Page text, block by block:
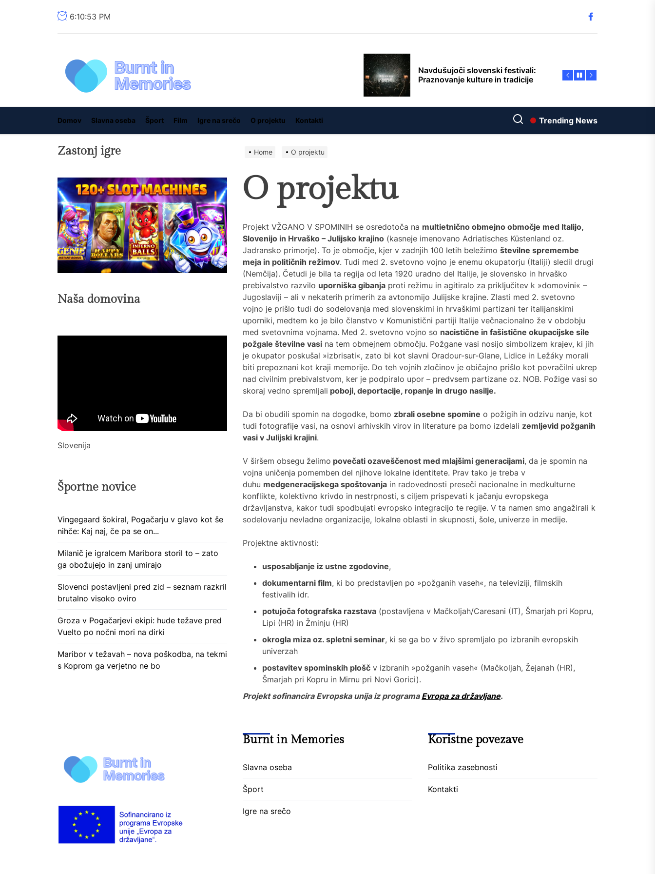
6:10:53 PM Facebook
življenjskega sloga: Zdravstvene
Navdušujoči slovenski festivali:
Praznovanje kulture in tradicije
Slovenski šport: Strast naroda za
odličnost in pustolovščino
V objemu slovenskega
življenjskega sloga: Zdravstvene
prednosti Slovenije
Navdušujoči slovenski festivali:
Praznovanje kulture in tradicije
Slovenski šport: Strast naroda za
odličnost in pustolovščino
Praznovanje slovenske kulture:
Pokukajte na živahne prireditve
leta 2024
Odkrivanje Slovenije:
Fascinantna dejstva o skritem
V objemu slovenskega
življenjskega sloga: Zdravstvene
prednosti Slovenije
Domov Slavna oseba Šport Film Igre na srečo O projektu Kontakti Trending News
Home O projektu
O projektu
Projekt VŽGANO V SPOMINIH se osredotoča na multietnično obmejno območje med Italijo,
Slovenijo in Hrvaško – Julijsko krajino (kasneje imenovano Adriatisches Küstenland oz.
Jadransko primorje). To je območje, kjer v zadnjih 100 letih beležimo številne spremembe
meja in političnih režimov. Tudi med 2. svetovno vojno je enemu okupatorju (Italiji) sledil drugi
(Nemčija). Četudi je bila ta regija od leta 1920 uradno del Italije, je slovensko in hrvaško
prebivalstvo razvilo uporniška gibanja proti režimu in agitiralo za priključitev k »domovini« –
Jugoslaviji – ali v nekaterih primerih za avtonomijo Julijske krajine. Zlasti med 2. svetovno
vojno je prišlo tudi do sodelovanja med slovenskimi in hrvaškimi partizani ter italijanskimi
uporniki, medtem ko je bilo članstvo v Komunistični partiji Italije večnacionalno že v obdobju
med svetovnima vojnama. Med 2. svetovno vojno so nacistične in fašistične okupacijske sile
požgale številne vasi na tem obmejnem območju. Požgane vasi nosijo simbolizem krajev, ki jih
je okupator poskušal »izbrisati«, zato bi kot slavni Oradour-sur-Glane, Lidice in Ležáky morali
biti prepoznani kot kraji memorije. Do teh vojnih zločinov je običajno prišlo kot povračilni ukrep
nad civilnim prebivalstvom, ker je podpiralo upor – predvsem partizane oz. NOB. Požige vasi so
skoraj vedno spremljali poboji, deportacije, ropanje in drugo nasilje.
Da bi obudili spomin na dogodke, bomo zbrali osebne spomine o požigih in odzivu nanje, kot
tudi fotografije vasi, na osnovi arhivskih virov in literature pa bomo izdelali zemljevid požganih
vasi v Julijski krajini.
V širšem obsegu želimo povečati ozaveščenost med mlajšimi generacijami, da je spomin na
vojna uničenja pomemben del njihove lokalne identitete. Prav tako je treba v
duhu medgeneracijskega spoštovanja in radovednosti preseči nacionalne in medkulturne
konflikte, kolektivno krivdo in nestrpnosti, s ciljem prispevati k jačanju evropskega
državljanstva, kakor tudi spodbujati evropsko integracijo te regije. V ta namen smo angažirali k
sodelovanju nevladne organizacije, lokalne oblasti in skupnosti, šole, univerze in medije.
Projektne aktivnosti:
usposabljanje iz ustne zgodovine,
dokumentarni film, ki bo predstavljen po »požganih vaseh«, na televiziji, filmskih
festivalih idr.
potujoča fotografska razstava (postavljena v Mačkoljah/Caresani (IT), Šmarjah pri Kopru,
Lipi (HR) in Žminju (HR)
okrogla miza oz. spletni seminar, ki se ga bo v živo spremljalo po izbranih evropskih
univerzah
postavitev spominskih plošč v izbranih »požganih vaseh« (Mačkoljah, Žejanah (HR),
Šmarjah pri Kopru in Mirnu pri Novi Gorici).
Projekt sofinancira Evropska unija iz programa Evropa za državljane.
Zastonj igre
Naša domovina
Slovenija
Športne novice
Vingegaard šokiral, Pogačarju v glavo kot še
nihče: Kaj naj, če pa se on...
Milanič je igralcem Maribora storil to – zato
ga obožujejo in zanj umirajo
Slovenci postavljeni pred zid – seznam razkril
brutalno visoko oviro
Groza v Pogačarjevi ekipi: hude težave pred
Vuelto po nočni mori na dirki
Maribor v težavah – nova poškodba, na tekmi
s Koprom ga verjetno ne bo
Burnt in Memories
Slavna oseba
Šport
Igre na srečo
Koristne povezave
Politika zasebnosti
Kontakti